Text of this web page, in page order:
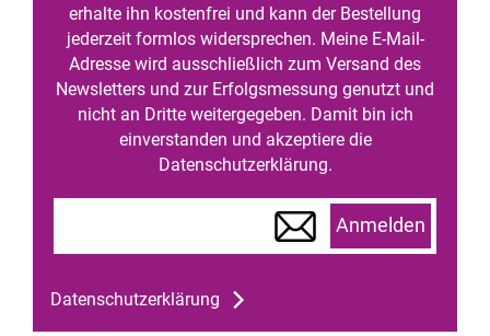
erhalte ihn kostenfrei und kann der Bestellung
jederzeit formlos widersprechen. Meine E-Mail-
Adresse wird ausschließlich zum Versand des
Newsletters und zur Erfolgsmessung genutzt und
nicht an Dritte weitergegeben. Damit bin ich
einverstanden und akzeptiere die
Datenschutzerklärung.
Anmelden
Datenschutzerklärung